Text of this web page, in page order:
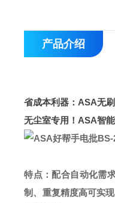
产品介绍
省成本利器：ASA无
无尘室专用！ASA智
特点：配合自动化需求
制、重复精度高可实